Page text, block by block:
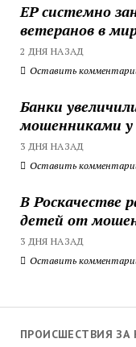
ЕР системно
ветеранов в
2 ДНЯ НАЗАД
Оставить
Банки
мошенниками у
3 ДНЯ НАЗАД
Оставить
В Роскачестве
детей от
3 ДНЯ НАЗАД
Оставить
ПРОИСШЕСТВИЯ ЗА